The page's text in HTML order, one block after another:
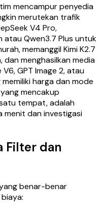
mencampur penyedia
merutekan trafik
V4 Pro,
atau Qwen3.7 Plus untuk
memanggil Kimi K2.7
menghasilkan media
GPT Image 2, atau
harga dan mode
mencakup
tempat, adalah
menit dan investigasi
Filter dan
benar-benar